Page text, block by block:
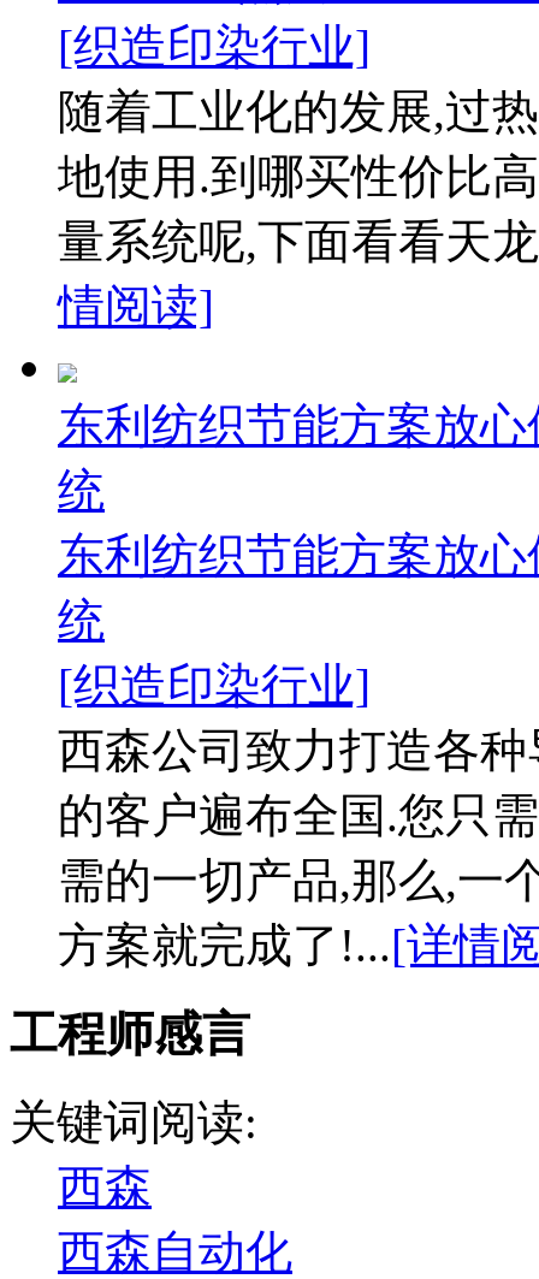
[织造印染行业]
随着工业化的发展,过
地使用.到哪买性价比
量系统呢,下面看看天
情阅读]
东利纺织节能方案放
统
东利纺织节能方案放
统
[织造印染行业]
西森公司致力打造各
的客户遍布全国.您只
需的一切产品,那么,一
方案就完成了!...[详情
工程师感言
关键词阅读:
西森
西森自动化